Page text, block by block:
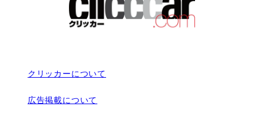
クリッカーについて
広告掲載について